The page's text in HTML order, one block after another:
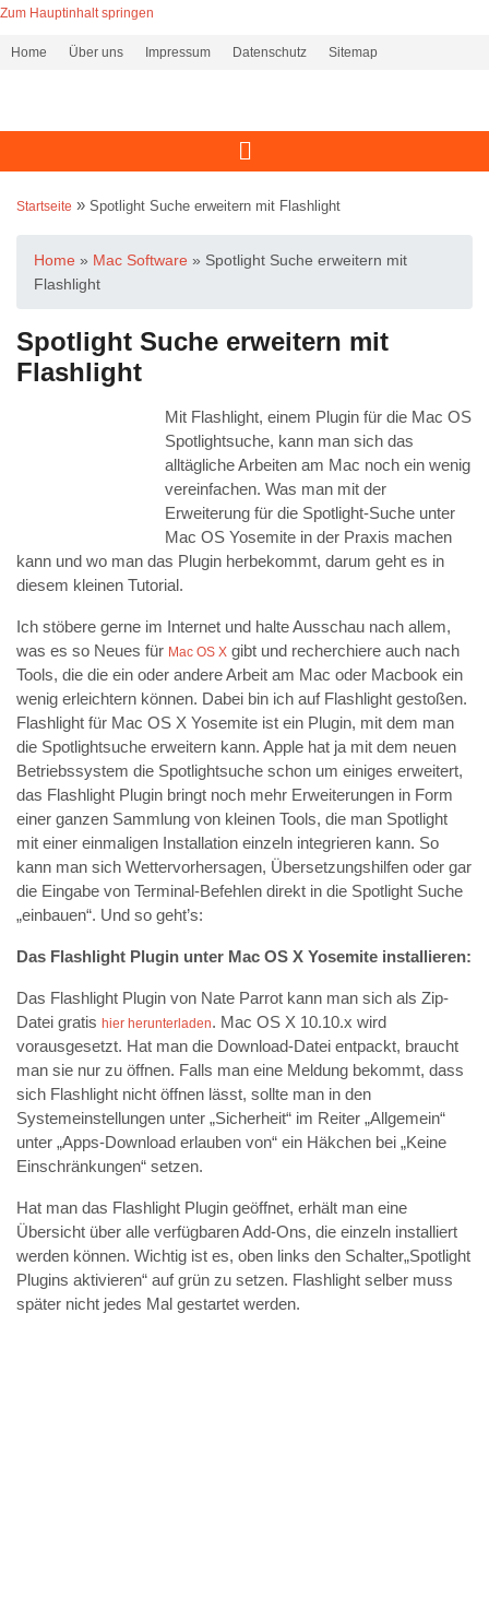
Zum Hauptinhalt springen
Home Über uns Impressum Datenschutz Sitemap
Startseite » Spotlight Suche erweitern mit Flashlight
Home » Mac Software » Spotlight Suche erweitern mit
Flashlight
Spotlight Suche erweitern mit
Flashlight
Mit Flashlight, einem Plugin für die Mac OS
Spotlightsuche, kann man sich das
alltägliche Arbeiten am Mac noch ein wenig
vereinfachen. Was man mit der
Erweiterung für die Spotlight-Suche unter
Mac OS Yosemite in der Praxis machen
kann und wo man das Plugin herbekommt, darum geht es in
diesem kleinen Tutorial.
Ich stöbere gerne im Internet und halte Ausschau nach allem,
was es so Neues für Mac OS X gibt und recherchiere auch nach
Tools, die die ein oder andere Arbeit am Mac oder Macbook ein
wenig erleichtern können. Dabei bin ich auf Flashlight gestoßen.
Flashlight für Mac OS X Yosemite ist ein Plugin, mit dem man
die Spotlightsuche erweitern kann. Apple hat ja mit dem neuen
Betriebssystem die Spotlightsuche schon um einiges erweitert,
das Flashlight Plugin bringt noch mehr Erweiterungen in Form
einer ganzen Sammlung von kleinen Tools, die man Spotlight
mit einer einmaligen Installation einzeln integrieren kann. So
kann man sich Wettervorhersagen, Übersetzungshilfen oder gar
die Eingabe von Terminal-Befehlen direkt in die Spotlight Suche
„einbauen“. Und so geht’s:
Das Flashlight Plugin unter Mac OS X Yosemite installieren:
Das Flashlight Plugin von Nate Parrot kann man sich als Zip-
Datei gratis hier herunterladen. Mac OS X 10.10.x wird
vorausgesetzt. Hat man die Download-Datei entpackt, braucht
man sie nur zu öffnen. Falls man eine Meldung bekommt, dass
sich Flashlight nicht öffnen lässt, sollte man in den
Systemeinstellungen unter „Sicherheit“ im Reiter „Allgemein“
unter „Apps-Download erlauben von“ ein Häkchen bei „Keine
Einschränkungen“ setzen.
Hat man das Flashlight Plugin geöffnet, erhält man eine
Übersicht über alle verfügbaren Add-Ons, die einzeln installiert
werden können. Wichtig ist es, oben links den Schalter„Spotlight
Plugins aktivieren“ auf grün zu setzen. Flashlight selber muss
später nicht jedes Mal gestartet werden.